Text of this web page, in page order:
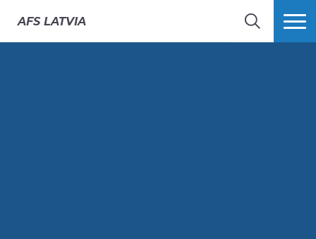
AFS LATVIA
MEKLĒT VAIRĀK